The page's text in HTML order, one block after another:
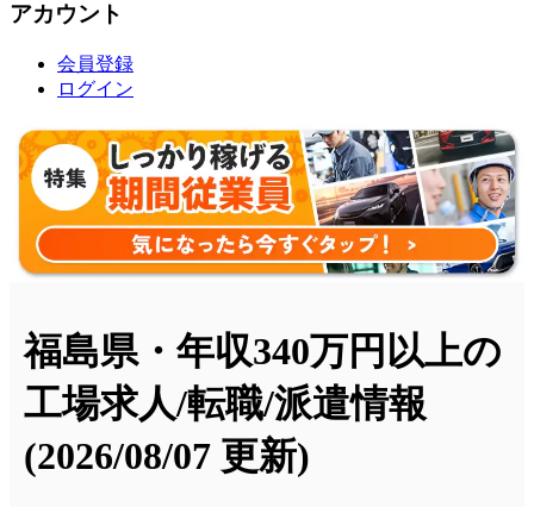
アカウント
会員登録
ログイン
福島県・年収340万円以上の
工場求人/転職/派遣情報
(2026/08/07 更新)